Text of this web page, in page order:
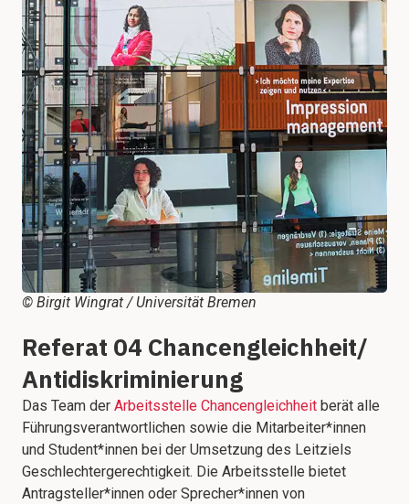
© Birgit Wingrat / Universität Bremen
Referat 04 Chancengleichheit/
Antidiskriminierung
Das Team der Arbeitsstelle Chancengleichheit berät alle
Führungsverantwortlichen sowie die Mitarbeiter*innen
und Student*innen bei der Umsetzung des Leitziels
Geschlechtergerechtigkeit. Die Arbeitsstelle bietet
Antragsteller*innen oder Sprecher*innen von